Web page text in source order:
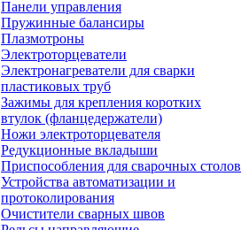
Панели управления
Пружинные балансиры
Плазмотроны
Электроторцеватели
Электронагреватели для сварки
пластиковых труб
Зажимы для крепления коротких
втулок (фланцедержатели)
Ножи электроторцевателя
Редукционные вкладыши
Приспособления для сварочных столов
Устройства автоматизации и
протоколирования
Очистители сварных швов